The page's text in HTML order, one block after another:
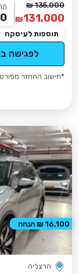
135,000 ₪
131,000
₪
תוספות לעיסקה
לפגישה
*חישוב ההחזר
הרצליה
16,100 ₪ הנחה